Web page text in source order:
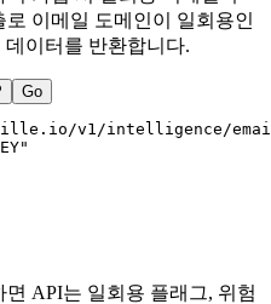
이메일 도메인이 일회용인
이터를 반환합니다.
Go
v1/intelligence/
면 API는 일회용 플래그, 위험